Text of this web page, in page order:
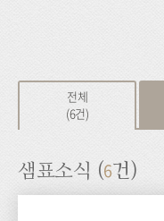
전체
(6건)
샘표소식 (6건)